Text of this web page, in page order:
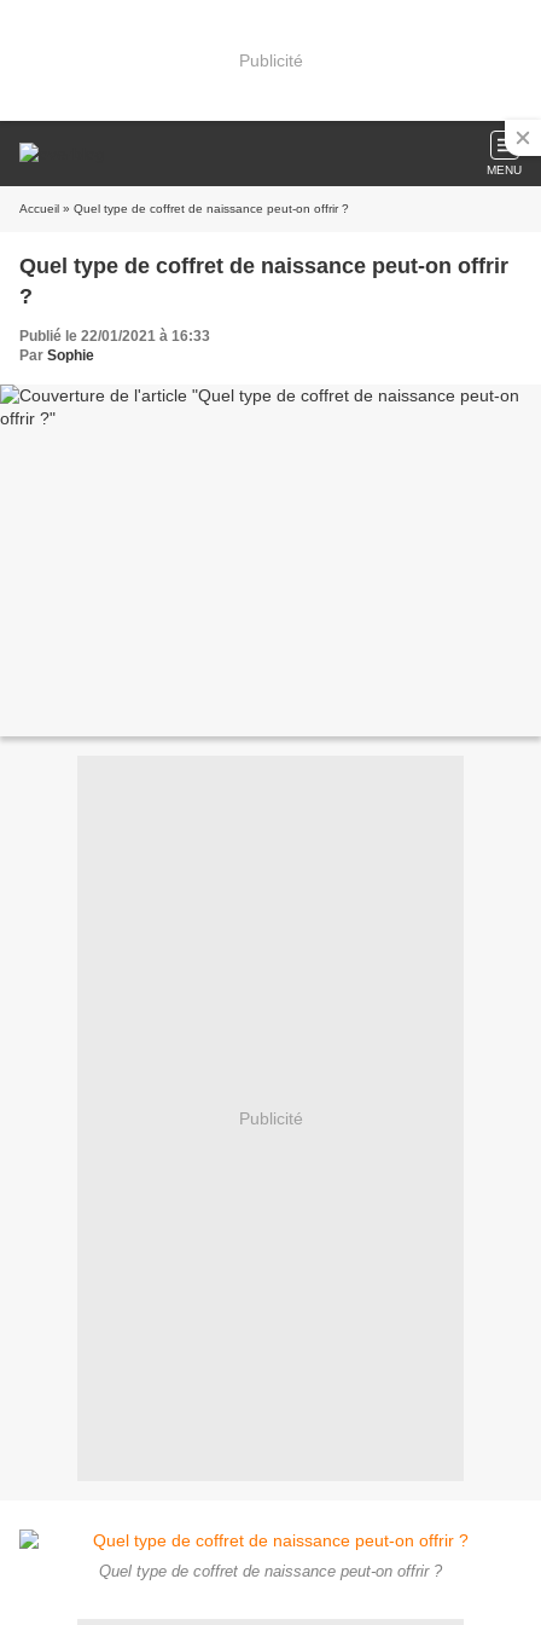
Publicité
MENU
Accueil » Quel type de coffret de naissance peut-on offrir ?
Quel type de coffret de naissance peut-on offrir
?
Publié le 22/01/2021 à 16:33
Par Sophie
Publicité
Quel type de coffret de naissance peut-on offrir ?